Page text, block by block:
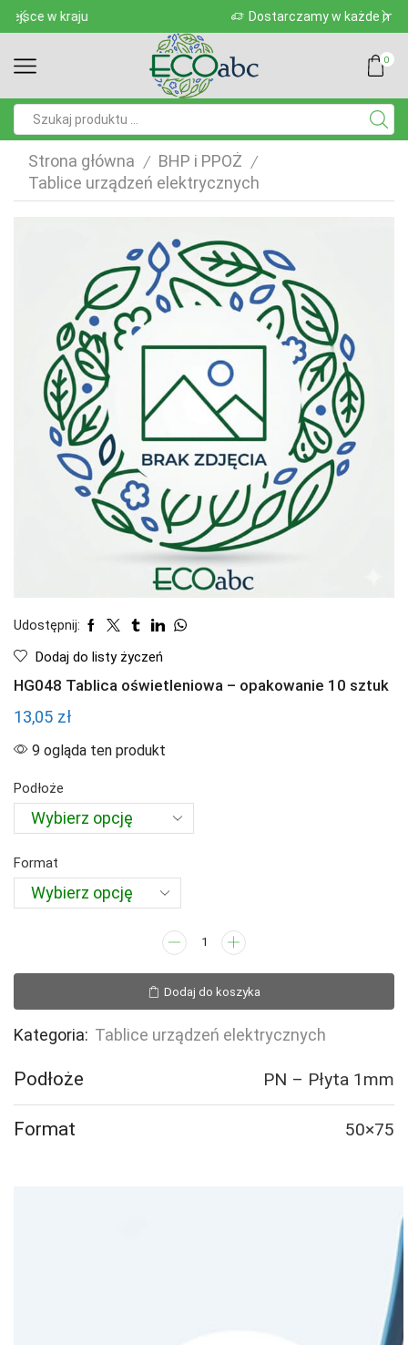
Dostarczamy w każde miejsce w kraju
0
Strona główna / BHP i PPOŻ /
Tablice urządzeń elektrycznych
Udostępnij:
Dodaj do listy życzeń
HG048 Tablica oświetleniowa – opakowanie 10 sztuk
13,05 zł
9 ogląda ten produkt
Podłoże
Format
ilość
Tablica
oświetleniowa
-
sztuk
Dodaj do koszyka
Kategoria: Tablice urządzeń elektrycznych
Podłoże PN – Płyta 1mm
Format 50×75